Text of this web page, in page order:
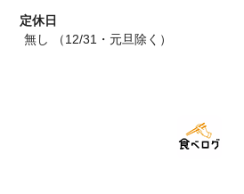
定休日
無し （12/31・元旦除く）